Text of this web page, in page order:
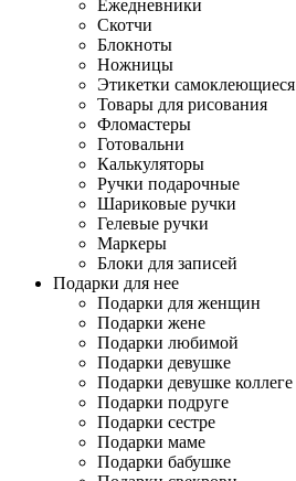
Ежедневники
Скотчи
Блокноты
Ножницы
Этикетки самоклеющиеся
Товары для рисования
Фломастеры
Готовальни
Калькуляторы
Ручки подарочные
Шариковые ручки
Гелевые ручки
Маркеры
Блоки для записей
Подарки для нее
Подарки для женщин
Подарки жене
Подарки любимой
Подарки девушке
Подарки девушке коллеге
Подарки подруге
Подарки сестре
Подарки маме
Подарки бабушке